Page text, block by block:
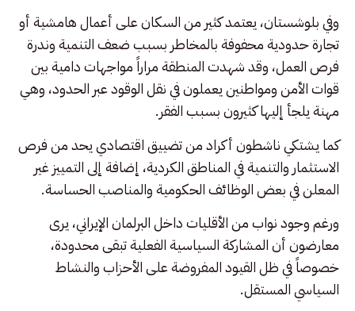
وفي بلوشستان، يعتمد كثير من السكان على أعمال هامشية أو
تجارة حدودية محفوفة بالمخاطر بسبب ضعف التنمية وندرة
فرص العمل، وقد شهدت المنطقة مراراً مواجهات دامية بين
قوات الأمن ومواطنين يعملون في نقل الوقود عبر الحدود، وهي
مهنة يلجأ إليها كثيرون بسبب الفقر.
كما يشتكي ناشطون أكراد من تضييق اقتصادي يحد من فرص
الاستثمار والتنمية في المناطق الكردية، إضافة إلى التمييز غير
المعلن في بعض الوظائف الحكومية والمناصب الحساسة.
ورغم وجود نواب من الأقليات داخل البرلمان الإيراني، يرى
معارضون أن المشاركة السياسية الفعلية تبقى محدودة،
خصوصاً في ظل القيود المفروضة على الأحزاب والنشاط
السياسي المستقل.